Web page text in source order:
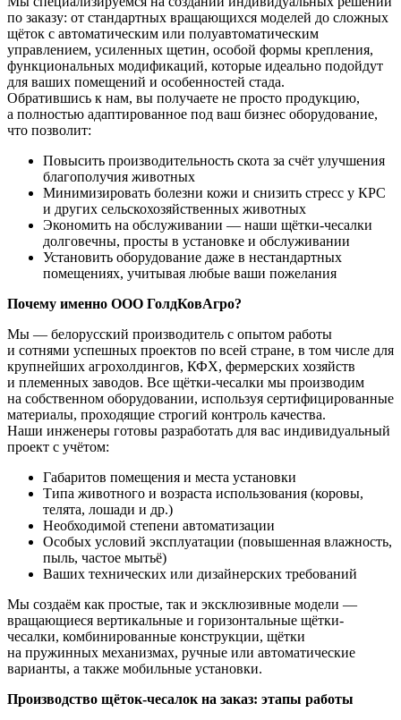
по заказу: от стандартных вращающихся моделей до сложных
щёток с автоматическим или полуавтоматическим
управлением, усиленных щетин, особой формы крепления,
функциональных модификаций, которые идеально подойдут
для ваших помещений и особенностей стада.
Обратившись к нам, вы получаете не просто продукцию,
а полностью адаптированное под ваш бизнес оборудование,
что позволит:
Повысить производительность скота за счёт улучшения
благополучия животных
Минимизировать болезни кожи и снизить стресс у КРС
и других сельскохозяйственных животных
Экономить на обслуживании — наши щётки-чесалки
долговечны, просты в установке и обслуживании
Установить оборудование даже в нестандартных
помещениях, учитывая любые ваши пожелания
Почему именно ООО ГолдКовАгро?
Мы — белорусский производитель с опытом работы
и сотнями успешных проектов по всей стране, в том числе для
крупнейших агрохолдингов, КФХ, фермерских хозяйств
и племенных заводов. Все щётки-чесалки мы производим
на собственном оборудовании, используя сертифицированные
материалы, проходящие строгий контроль качества.
Наши инженеры готовы разработать для вас индивидуальный
проект с учётом:
Габаритов помещения и места установки
Типа животного и возраста использования (коровы,
телята, лошади и др.)
Необходимой степени автоматизации
Особых условий эксплуатации (повышенная влажность,
пыль, частое мытьё)
Ваших технических или дизайнерских требований
Мы создаём как простые, так и эксклюзивные модели —
вращающиеся вертикальные и горизонтальные щётки-
чесалки, комбинированные конструкции, щётки
на пружинных механизмах, ручные или автоматические
варианты, а также мобильные установки.
Производство щёток-чесалок на заказ: этапы работы